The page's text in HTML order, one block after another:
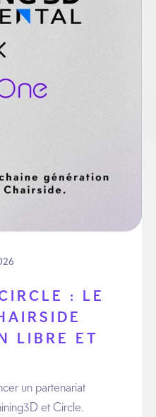
: LE
LIBRE ET
un partenariat
et Circle.